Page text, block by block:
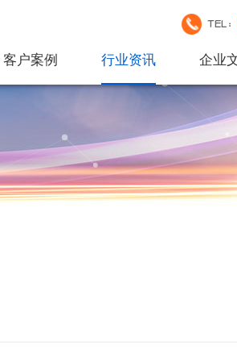
TEL：
客户案例 行业资讯 企业